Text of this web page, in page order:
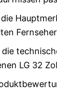
die
LG 32